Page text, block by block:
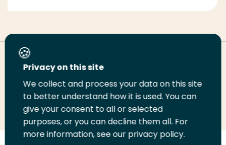
Deel deze pagina
Deel
LinkedIn
Deel
op
Twitter
Deel
op
Facebook
Email
deze
pagina
Print
deze
pagina
Privacy on this site
We collect and process your data on this site
to better understand how it is used. You can
give your consent to all or selected
purposes, or you can decline them all. For
more information, see our privacy policy.